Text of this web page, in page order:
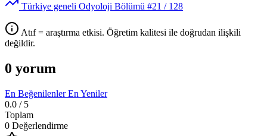
Türkiye geneli Odyoloji Bölümü #21 / 128
Atıf = araştırma etkisi. Öğretim kalitesi ile doğrudan ilişkili
değildir.
0 yorum
En BeğenilenlerEn Yeniler
0.0 / 5
Toplam
0 Değerlendirme